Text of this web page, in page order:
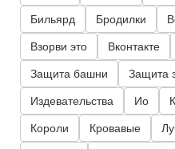
Бильярд Бродилки
Взорви это Вконтакте
Защита башни Защита
Издевательства Ио
Короли Кровавые